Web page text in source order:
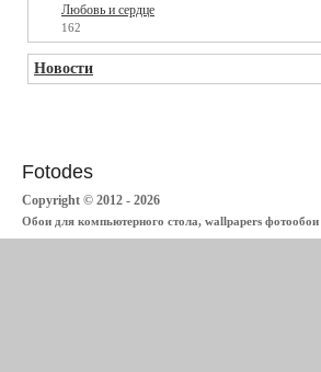
Любовь и сердце
162
Новости
Fotodes
Copyright © 2012 - 2026
Обои для компьютерного стола, wallpapers фотообои